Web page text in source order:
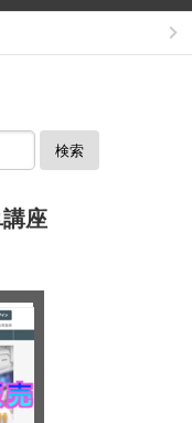
検索
座